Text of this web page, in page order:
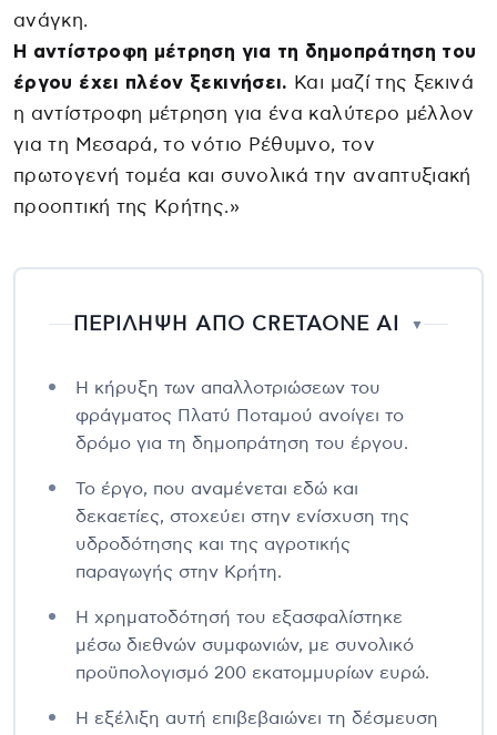
ανάγκη.
Η αντίστροφη μέτρηση για τη δημοπράτηση του
έργου έχει πλέον ξεκινήσει. Και μαζί της ξεκινά
η αντίστροφη μέτρηση για ένα καλύτερο μέλλον
για τη Μεσαρά, το νότιο Ρέθυμνο, τον
πρωτογενή τομέα και συνολικά την αναπτυξιακή
προοπτική της Κρήτης.»
ΠΕΡΙΛΗΨΗ ΑΠΟ CRETAONE AI ▼
Η κήρυξη των απαλλοτριώσεων του
φράγματος Πλατύ Ποταμού ανοίγει το
δρόμο για τη δημοπράτηση του έργου.
Το έργο, που αναμένεται εδώ και
δεκαετίες, στοχεύει στην ενίσχυση της
υδροδότησης και της αγροτικής
παραγωγής στην Κρήτη.
Η χρηματοδότησή του εξασφαλίστηκε
μέσω διεθνών συμφωνιών, με συνολικό
προϋπολογισμό 200 εκατομμυρίων ευρώ.
Η εξέλιξη αυτή επιβεβαιώνει τη δέσμευση